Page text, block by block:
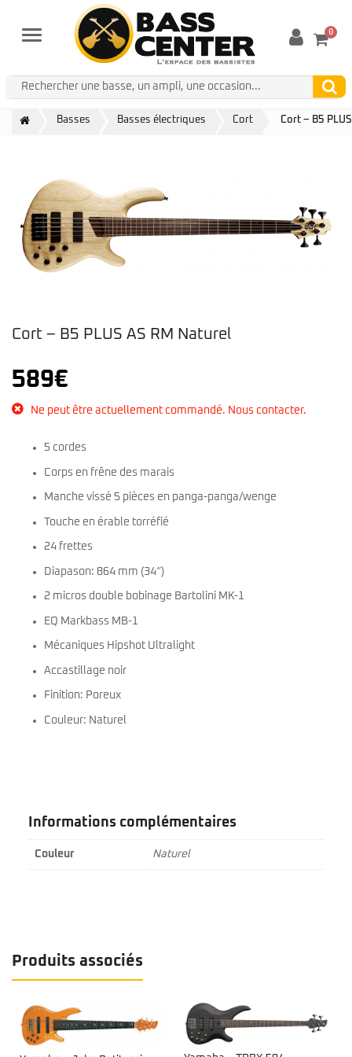
Menu 0
Basses Basses électriques Cort Cort – B5
Cort – B5 PLUS AS RM Naturel
589€
Ne peut être actuellement commandé. Nous contacter.
5 cordes
Corps en frêne des marais
Manche vissé 5 pièces en panga-panga/wenge
Touche en érable torréfié
24 frettes
Diapason: 864 mm (34″)
2 micros double bobinage Bartolini MK-1
EQ Markbass MB-1
Mécaniques Hipshot Ultralight
Accastillage noir
Finition: Poreux
Couleur: Naturel
Informations complémentaires
Couleur Naturel
Produits associés